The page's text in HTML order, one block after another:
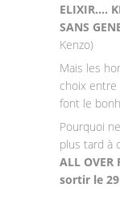
ELIXIR….
SANS
Kenzo)
Mais les
choix
font le
Pourquoi
plus tard à
ALL OVER
sortir le